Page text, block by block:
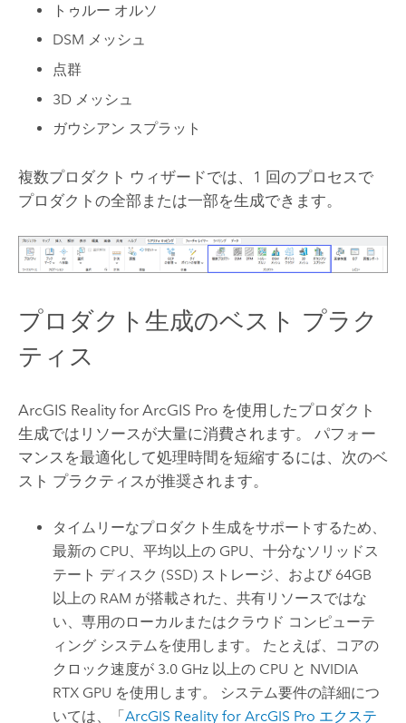
トゥルー オルソ
DSM メッシュ
点群
3D メッシュ
ガウシアン スプラット
複数プロダクト ウィザードでは、1 回のプロセスで
プロダクトの全部または一部を生成できます。
プロダクト生成のベスト プラク
ティス
ArcGIS Reality for ArcGIS Proを使用したプロダクト
生成ではリソースが大量に消費されます。 パフォー
マンスを最適化して処理時間を短縮するには、次のベ
スト プラクティスが推奨されます。
タイムリーなプロダクト生成をサポートするため、
最新の CPU、平均以上の GPU、十分なソリッドス
テート ディスク (SSD) ストレージ、および 64GB
以上の RAM が搭載された、共有リソースではな
い、専用のローカルまたはクラウド コンピューテ
ィング システムを使用します。 たとえば、コアの
クロック速度が 3.0 GHz 以上の CPU と NVIDIA
RTX GPU を使用します。 システム要件の詳細につ
いては、「ArcGIS Reality for ArcGIS Pro エクステ